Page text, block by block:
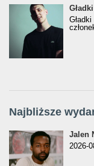
Gładki JR -
Najbliższe
Jalen
2026-